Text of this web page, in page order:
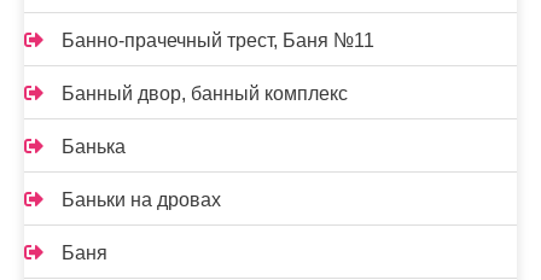
Банно-прачечный трест, Баня №11
Банный двор, банный комплекс
Банька
Баньки на дровах
Баня